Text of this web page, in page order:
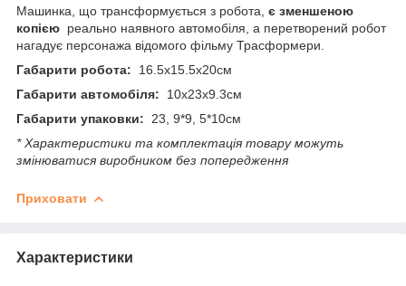
Машинка, що трансформується з робота, є зменшеною
копією реально наявного автомобіля, а перетворений робот
нагадує персонажа відомого фільму Трасформери.
Габарити робота: 16.5х15.5х20см
Габарити автомобіля: 10х23х9.3см
Габарити упаковки:
23, 9*9, 5*10см
* Характеристики та комплектація товару можуть
змінюватися виробником без попередження
Приховати
Характеристики